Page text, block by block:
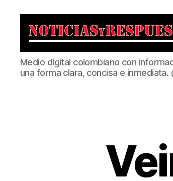
Noticias
y
Respuestas
Medio digital colombiano con
una forma clara, concisa e